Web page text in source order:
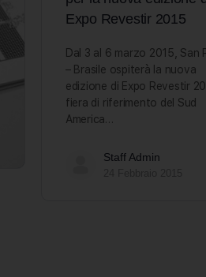
Expo Revestir 2015
Dal 3 al 6 marzo 2015, San
– Brasile ospiterà la nuova
edizione di Expo Revestir
fiera di riferimento del Sud
America…
Staff Admin